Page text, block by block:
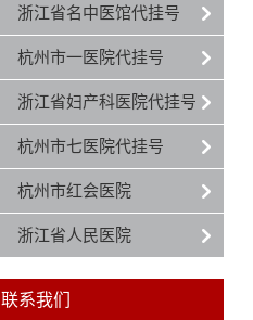
浙江省名中医馆代挂号
杭州市一医院代挂号
浙江省妇产科医院代挂号
杭州市七医院代挂号
杭州市红会医院
浙江省人民医院
联系我们